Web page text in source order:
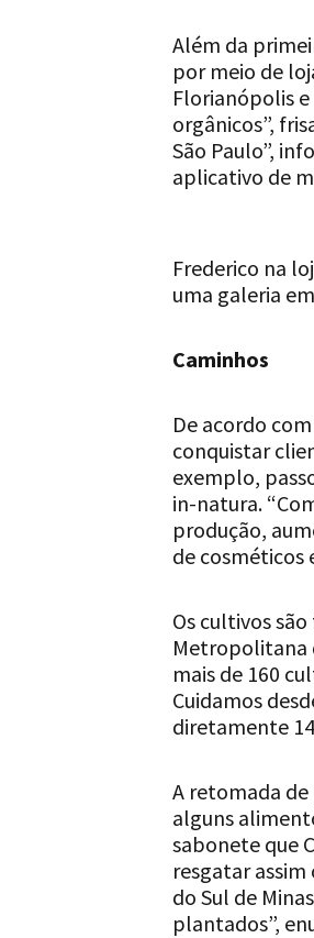
Além da
por meio de
Florianópolis
orgânicos”,
São Paulo”,
aplicativo de
Frederico na
uma galeria
Caminhos
De acordo
conquistar
exemplo,
in-natura.
produção,
de cosméticos
Os cultivos
Metropolitana
mais de 160
Cuidamos
diretamente
A retomada
alguns
sabonete que
resgatar
do Sul de
plantados”,